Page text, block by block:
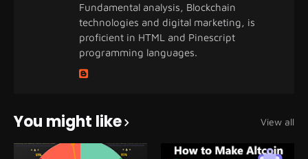
Fundamental analysis, Blockchain
technologies and digital marketing, is
proficient in HTML and Pinescript
programming languages.
You might like View all